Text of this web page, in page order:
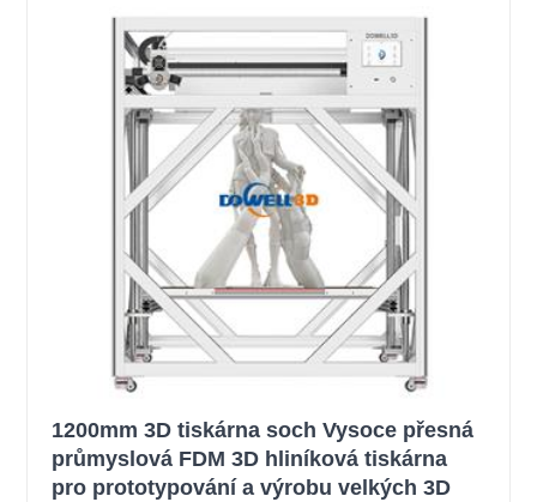
1200mm 3D tiskárna soch Vysoce přesná
průmyslová FDM 3D hliníková tiskárna
pro prototypování a výrobu velkých 3D